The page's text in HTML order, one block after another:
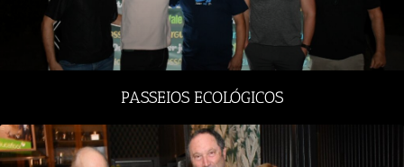
PASSEIOS ECOLÓGICOS